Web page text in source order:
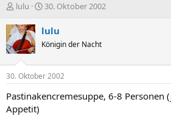
T
e
m
e
n
t
a
t
lulu
B
g
n
d
a
t
30. Oktober 2002
lulu
Königin der Nacht
30. Oktober 2002
Pastinakencremesuppe, 6-8 Personen
Appetit)